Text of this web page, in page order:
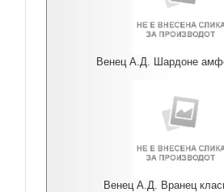
Венец А.Д. Шардоне
Венец А.Д. Вранец